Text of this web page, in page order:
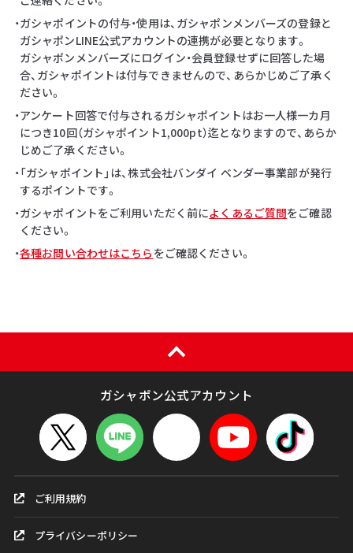
・ガシャポイントの付与・使用は、ガシャポンメンバーズの登録と
ガシャポンLINE公式アカウントの連携が必要となります。
ガシャポンメンバーズにログイン・会員登録せずに回答した場
合、ガシャポイントは付与できませんので、あらかじめご了承く
ださい。
・アンケート回答で付与されるガシャポイントはお一人様一カ月
につき10回（ガシャポイント1,000pt）迄となりますので、あらか
じめご了承ください。
・「ガシャポイント」は、株式会社バンダイ ベンダー事業部が発行
するポイントです。
・ガシャポイントをご利用いただく前によくあるご質問をご確認
ください。
・各種お問い合わせはこちら をご確認ください。
ガシャポン公式アカウント
ご利用規約
プライバシーポリシー